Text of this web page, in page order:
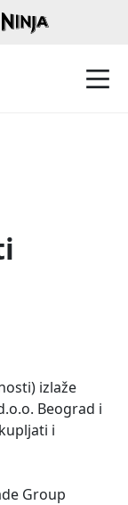
izlaže
Beograd i
i
Group